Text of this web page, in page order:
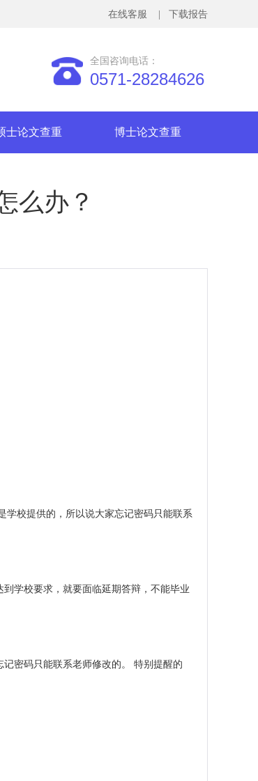
士论文查重 博士论文查重
全国咨询电话：
0571-28284626
| 下载报告
在线客服
么办？
学校提供的，所以说大家忘记密码只能联系
学校要求，就要面临延期答辩，不能毕业
密码只能联系老师修改的。 特别提醒的